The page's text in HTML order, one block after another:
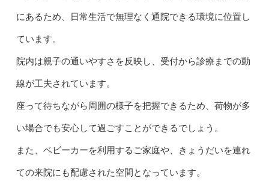
にあるため、日常生活で無理なく通院できる環境に位置し
ています。
院内は親子の通いやすさを反映し、受付から診療までの動
線が工夫されています。
座って待ちながら周囲の様子を把握できるため、荷物が多
い場合でも安心して過ごすことができるでしょう。
また、ベビーカーを利用するご家庭や、きょうだいを連れ
ての来院にも配慮された空間となっています。